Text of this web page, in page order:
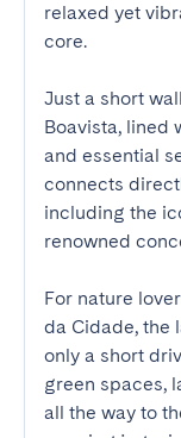
relaxed yet
core.
Just a short
Boavista, lined
and essential
connects
including the
renowned
For nature
da Cidade, the
only a short
green spaces,
all the way to